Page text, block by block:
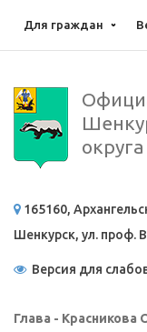
Для граждан
165160,
Шенкурск, ул. проф.
Версия для
Глава - Красникова